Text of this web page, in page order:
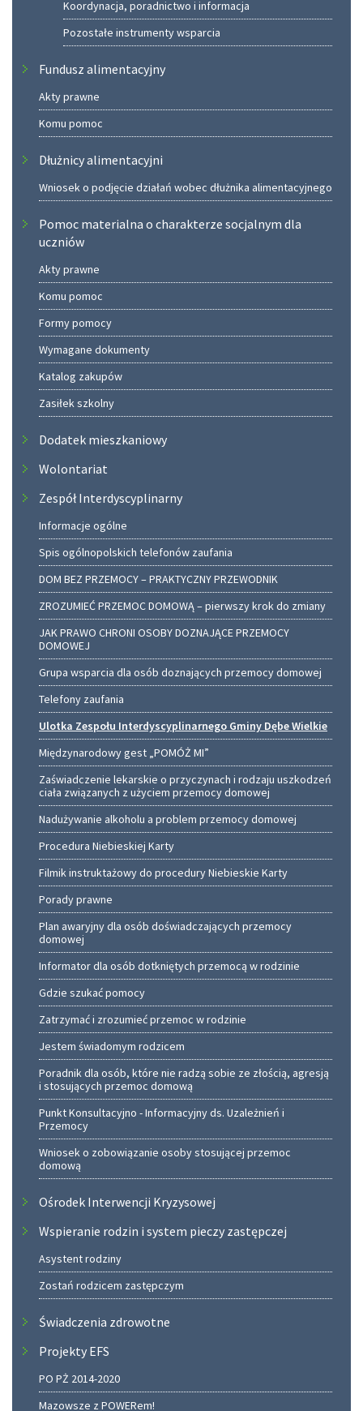
Koordynacja, poradnictwo i informacja
Pozostałe instrumenty wsparcia
Fundusz alimentacyjny
Akty prawne
Komu pomoc
Dłużnicy alimentacyjni
Wniosek o podjęcie działań wobec dłużnika alimentacyjnego
Pomoc materialna o charakterze socjalnym dla
uczniów
Akty prawne
Komu pomoc
Formy pomocy
Wymagane dokumenty
Katalog zakupów
Zasiłek szkolny
Dodatek mieszkaniowy
Wolontariat
Zespół Interdyscyplinarny
Informacje ogólne
Spis ogólnopolskich telefonów zaufania
DOM BEZ PRZEMOCY – PRAKTYCZNY PRZEWODNIK
ZROZUMIEĆ PRZEMOC DOMOWĄ – pierwszy krok do zmiany
JAK PRAWO CHRONI OSOBY DOZNAJĄCE PRZEMOCY
DOMOWEJ
Grupa wsparcia dla osób doznających przemocy domowej
Telefony zaufania
Ulotka Zespołu Interdyscyplinarnego Gminy Dębe Wielkie
Międzynarodowy gest „POMÓŻ MI”
Zaświadczenie lekarskie o przyczynach i rodzaju uszkodzeń
ciała związanych z użyciem przemocy domowej
Nadużywanie alkoholu a problem przemocy domowej
Procedura Niebieskiej Karty
Filmik instruktażowy do procedury Niebieskie Karty
Porady prawne
Plan awaryjny dla osób doświadczających przemocy
domowej
Informator dla osób dotkniętych przemocą w rodzinie
Gdzie szukać pomocy
Zatrzymać i zrozumieć przemoc w rodzinie
Jestem świadomym rodzicem
Poradnik dla osób, które nie radzą sobie ze złością, agresją
i stosujących przemoc domową
Punkt Konsultacyjno - Informacyjny ds. Uzależnień i
Przemocy
Wniosek o zobowiązanie osoby stosującej przemoc
domową
Ośrodek Interwencji Kryzysowej
Wspieranie rodzin i system pieczy zastępczej
Asystent rodziny
Zostań rodzicem zastępczym
Świadczenia zdrowotne
Projekty EFS
PO PŻ 2014-2020
Mazowsze z POWERem!